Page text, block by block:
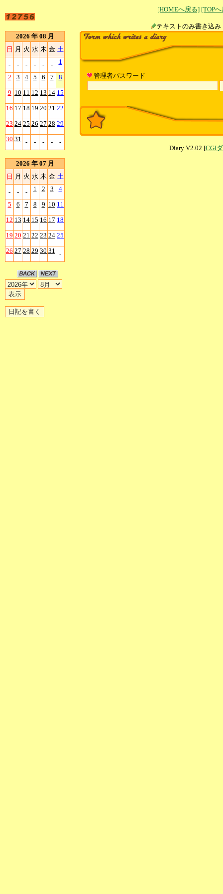
[HOMEへ戻る] [TOP
テキストのみ書
2026 年 08 月
日 月 火 水 木 金 土
- - - - - - 1
2 3 4 5 6 7 8
9 10 11 12 13 14 15
16 17 18 19 20 21 22
23 24 25 26 27 28 29
30 31 - - - - -
2026 年 07 月
日 月 火 水 木 金 土
- - - 1 2 3 4
5 6 7 8 9 10 11
12 13 14 15 16 17 18
19 20 21 22 23 24 25
26 27 28 29 30 31 -
管理者パスワード
Diary V2.02 [CGI